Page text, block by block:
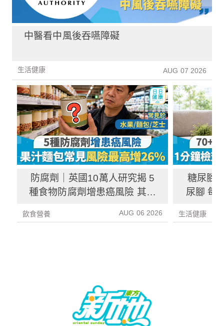
中醫看中風後吞嚥障礙
生活健康 AUG 07 2026
防腐劑｜英國10萬人研究揭 5
種食物防腐劑增患癌風險 其中
飲食營養 AUG 06 2026
糖尿腳
尿腳 每
生活健康